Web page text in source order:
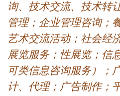
询、技术交流、技术转
管理；企业管理咨询；
艺术交流活动；社会经
展览服务；性展览；信
可类信息咨询服务）；
计、代理；广告制作；